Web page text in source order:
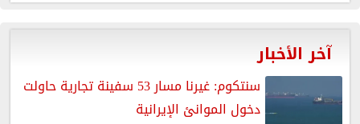
آخر الأخبار
سنتكوم: غيرنا مسار 53 سفينة تجارية حاولت
دخول الموانئ الإيرانية